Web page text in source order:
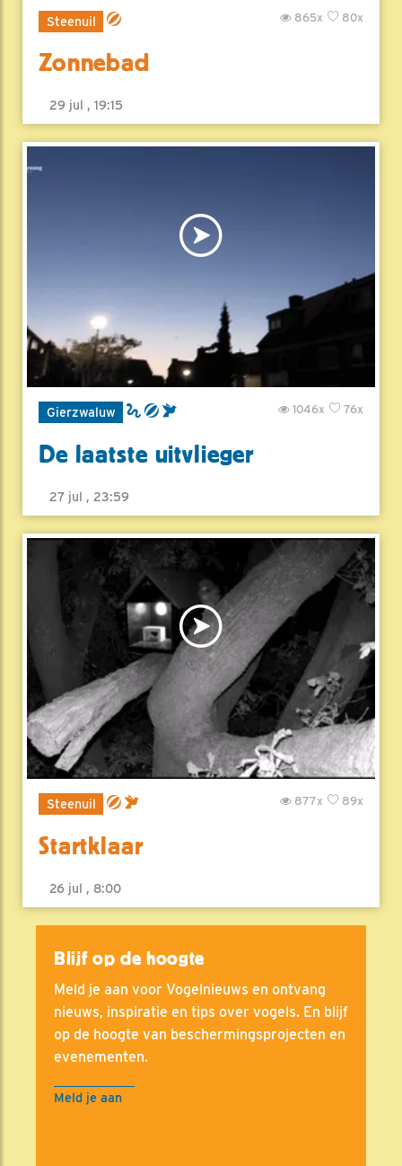
Steenuil 80x
865x
Zonnebad
29 jul , 19:15
Gierzwaluw 76x
1046x
De laatste uitvlieger
27 jul , 23:59
Steenuil 89x
877x
Startklaar
26 jul , 8:00
Blijf op de hoogte
Meld je aan voor Vogelnieuws en ontvang
nieuws, inspiratie en tips over vogels. En blijf
op de hoogte van beschermingsprojecten en
evenementen.
Meld je aan